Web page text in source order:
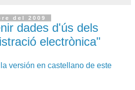
del 2009
dades d'ús dels
electrònica"
versión en castellano de este